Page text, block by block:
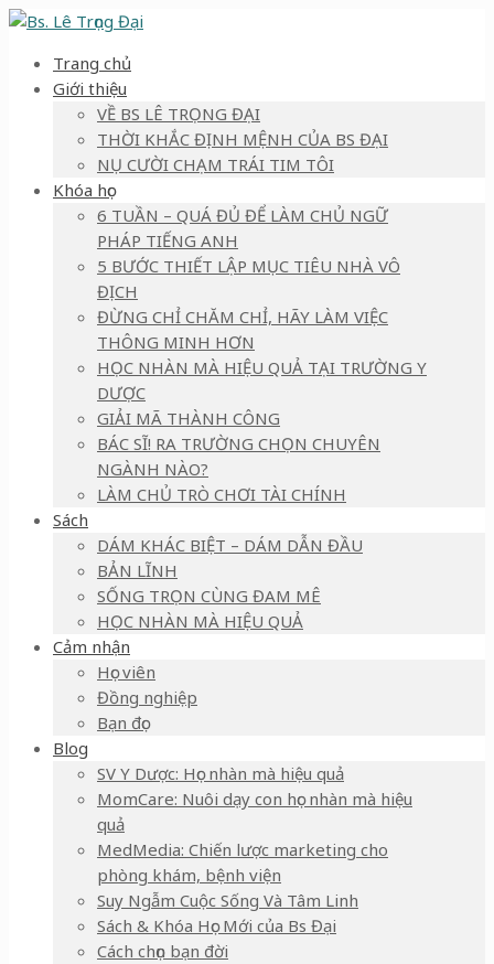
Trang chủ
Giới thiệu
VỀ BS LÊ TRỌNG ĐẠI
THỜI KHẮC ĐỊNH MỆNH CỦA BS ĐẠI
NỤ CƯỜI CHẠM TRÁI TIM TÔI
Khóa học
6 TUẦN – QUÁ ĐỦ ĐỂ LÀM CHỦ NGỮ
PHÁP TIẾNG ANH
5 BƯỚC THIẾT LẬP MỤC TIÊU NHÀ VÔ
ĐỊCH
ĐỪNG CHỈ CHĂM CHỈ, HÃY LÀM VIỆC
THÔNG MINH HƠN
HỌC NHÀN MÀ HIỆU QUẢ TẠI TRƯỜNG Y
DƯỢC
GIẢI MÃ THÀNH CÔNG
BÁC SĨ! RA TRƯỜNG CHỌN CHUYÊN
NGÀNH NÀO?
LÀM CHỦ TRÒ CHƠI TÀI CHÍNH
Sách
DÁM KHÁC BIỆT – DÁM DẪN ĐẦU
BẢN LĨNH
SỐNG TRỌN CÙNG ĐAM MÊ
HỌC NHÀN MÀ HIỆU QUẢ
Cảm nhận
Học viên
Đồng nghiệp
Bạn đọc
Blog
SV Y Dược: Học nhàn mà hiệu quả
MomCare: Nuôi dạy con học nhàn mà hiệu
quả
MedMedia: Chiến lược marketing cho
phòng khám, bệnh viện
Suy Ngẫm Cuộc Sống Và Tâm Linh
Sách & Khóa Học Mới của Bs Đại
Cách chọn bạn đời